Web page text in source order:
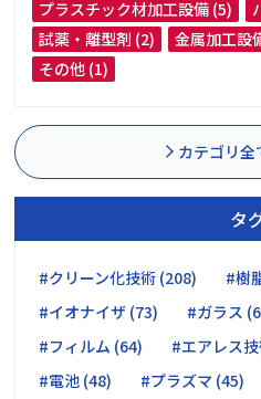
プラスチック材加工設備 (5)
試薬・離型剤 (2)
金属加工設
その他 (1)
カテゴリ全
タ
#クリーン化技術 (208)
#樹
#イオナイザ (73)
#ガラス
#フィルム (64)
#エアレス
#電池 (48)
#プラズマ (45)